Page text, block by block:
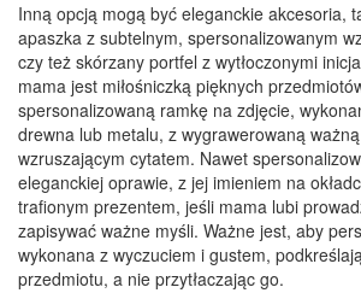
Inną opcją mogą być eleganckie akcesoria,
apaszka z subtelnym, spersonalizowanym
czy też skórzany portfel z wytłoczonymi
mama jest miłośniczką pięknych
spersonalizowaną ramkę na zdjęcie,
drewna lub metalu, z wygrawerowaną
wzruszającym cytatem. Nawet
eleganckiej oprawie, z jej imieniem na
trafionym prezentem, jeśli mama lubi
zapisywać ważne myśli. Ważne jest, aby
wykonana z wyczuciem i gustem,
przedmiotu, a nie przytłaczając go.